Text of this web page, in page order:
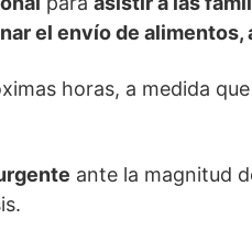
el envío de
horas, a medida
ante la magnitud